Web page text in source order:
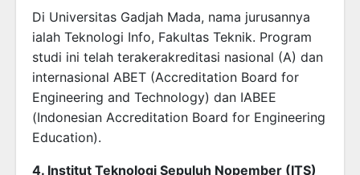
Di Universitas Gadjah Mada, nama jurusannya
ialah Teknologi Info, Fakultas Teknik. Program
studi ini telah terakerakreditasi nasional (A) dan
internasional ABET (Accreditation Board for
Engineering and Technology) dan IABEE
(Indonesian Accreditation Board for Engineering
Education).
4. Institut Teknologi Sepuluh Nopember (ITS)